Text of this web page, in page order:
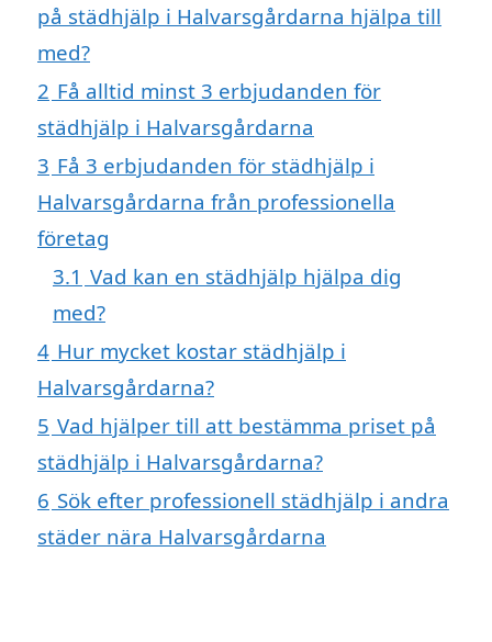
på städhjälp i Halvarsgårdarna hjälpa till
med?
2 Få alltid minst 3 erbjudanden för
städhjälp i Halvarsgårdarna
3 Få 3 erbjudanden för städhjälp i
Halvarsgårdarna från professionella
företag
3.1 Vad kan en städhjälp hjälpa dig
med?
4 Hur mycket kostar städhjälp i
Halvarsgårdarna?
5 Vad hjälper till att bestämma priset på
städhjälp i Halvarsgårdarna?
6 Sök efter professionell städhjälp i andra
städer nära Halvarsgårdarna